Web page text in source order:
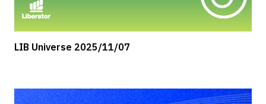
LIB Universe 2025/11/07